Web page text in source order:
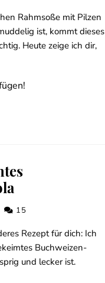
Rahmsoße mit Pilzen
ist, kommt dieses
Heute zeige ich dir,
15
Rezept für dich: Ich
Buchweizen-
und lecker ist.